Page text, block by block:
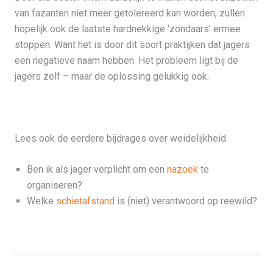
van fazanten niet meer getolereerd kan worden, zullen
hopelijk ook de laatste hardnekkige ‘zondaars’ ermee
stoppen. Want het is door dit soort praktijken dat jagers
een negatieve naam hebben. Het probleem ligt bij de
jagers zelf – maar de oplossing gelukkig ook.
Lees ook de eerdere bijdrages over weidelijkheid
Ben ik als jager verplicht om een nazoekte
organiseren?
Welke schietafstand is (niet) verantwoord op reewild?